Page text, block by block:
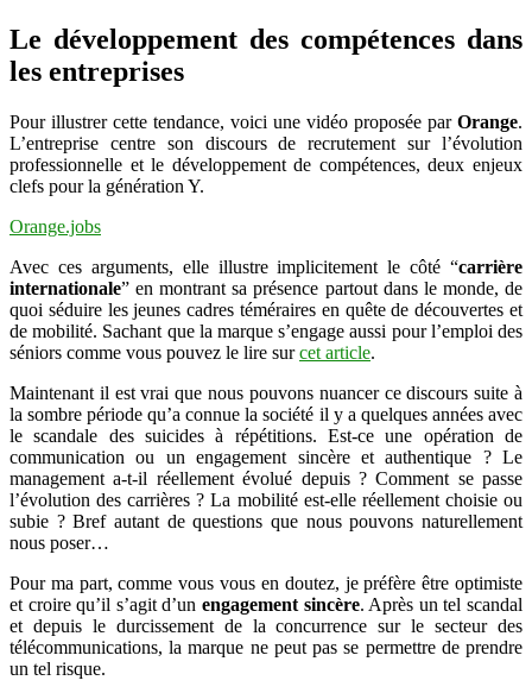
Le développement des compétences dans
les entreprises
Pour illustrer cette tendance, voici une vidéo proposée par Orange.
L’entreprise centre son discours de recrutement sur l’évolution
professionnelle et le développement de compétences, deux enjeux
clefs pour la génération Y.
Orange.jobs
Avec ces arguments, elle illustre implicitement le côté “carrière
internationale” en montrant sa présence partout dans le monde, de
quoi séduire les jeunes cadres téméraires en quête de découvertes et
de mobilité. Sachant que la marque s’engage aussi pour l’emploi des
séniors comme vous pouvez le lire surcet article.
Maintenant il est vrai que nous pouvons nuancer ce discours suite à
la sombre période qu’a connue la société il y a quelques années avec
le scandale des suicides à répétitions. Est-ce une opération de
communication ou un engagement sincère et authentique ? Le
management a-t-il réellement évolué depuis ? Comment se passe
l’évolution des carrières ? La mobilité est-elle réellement choisie ou
subie ? Bref autant de questions que nous pouvons naturellement
nous poser…
Pour ma part, comme vous vous en doutez, je préfère être optimiste
et croire qu’il s’agit d’un engagement sincère. Après un tel scandal
et depuis le durcissement de la concurrence sur le secteur des
télécommunications, la marque ne peut pas se permettre de prendre
un tel risque.